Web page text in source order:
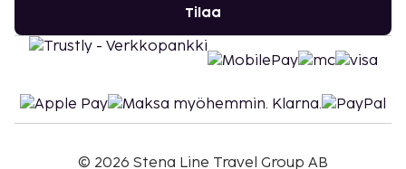
Tilaa
© 2026 Stena Line Travel Group AB